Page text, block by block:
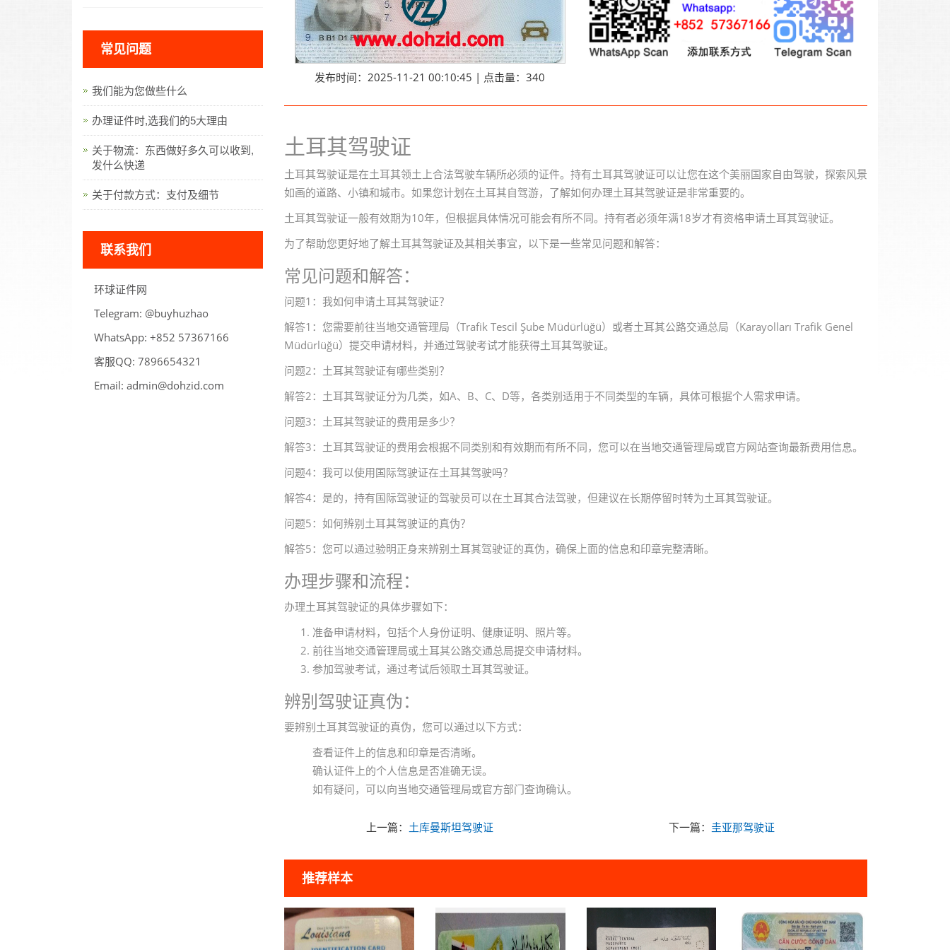
发布时间：2025-11-21 00:10:45 | 点击量：340
土耳其驾驶证
土耳其驾驶证是在土耳其领土上合法驾驶车辆所必须的证件。持有土耳其驾驶证可以让您在这个美丽国家自由驾驶，探索风景
如画的道路、小镇和城市。如果您计划在土耳其自驾游，了解如何办理土耳其驾驶证是非常重要的。
土耳其驾驶证一般有效期为10年，但根据具体情况可能会有所不同。持有者必须年满18岁才有资格申请土耳其驾驶证。
为了帮助您更好地了解土耳其驾驶证及其相关事宜，以下是一些常见问题和解答：
常见问题和解答：
问题1：我如何申请土耳其驾驶证？
解答1：您需要前往当地交通管理局（Trafik Tescil Şube Müdürlüğü）或者土耳其公路交通总局（Karayolları Trafik Genel
Müdürlüğü）提交申请材料，并通过驾驶考试才能获得土耳其驾驶证。
问题2：土耳其驾驶证有哪些类别？
解答2：土耳其驾驶证分为几类，如A、B、C、D等，各类别适用于不同类型的车辆，具体可根据个人需求申请。
问题3：土耳其驾驶证的费用是多少？
解答3：土耳其驾驶证的费用会根据不同类别和有效期而有所不同，您可以在当地交通管理局或官方网站查询最新费用信息。
问题4：我可以使用国际驾驶证在土耳其驾驶吗？
解答4：是的，持有国际驾驶证的驾驶员可以在土耳其合法驾驶，但建议在长期停留时转为土耳其驾驶证。
问题5：如何辨别土耳其驾驶证的真伪？
解答5：您可以通过验明正身来辨别土耳其驾驶证的真伪，确保上面的信息和印章完整清晰。
办理步骤和流程：
办理土耳其驾驶证的具体步骤如下：
准备申请材料，包括个人身份证明、健康证明、照片等。
前往当地交通管理局或土耳其公路交通总局提交申请材料。
参加驾驶考试，通过考试后领取土耳其驾驶证。
辨别驾驶证真伪：
要辨别土耳其驾驶证的真伪，您可以通过以下方式：
查看证件上的信息和印章是否清晰。
确认证件上的个人信息是否准确无误。
如有疑问，可以向当地交通管理局或官方部门查询确认。
上一篇： 土库曼斯坦驾驶证 下一篇： 圭亚那驾驶证
推荐样本
常见问题
我们能为您做些什么
办理证件时,选我们的5大理由
关于物流：东西做好多久可以收到,
发什么快递
关于付款方式：支付及细节
联系我们
环球证件网
Telegram: oahzuhyub@
WhatsApp: 66176375 258+
客服QQ:
123456
7896
Email: admin@dohzid.com